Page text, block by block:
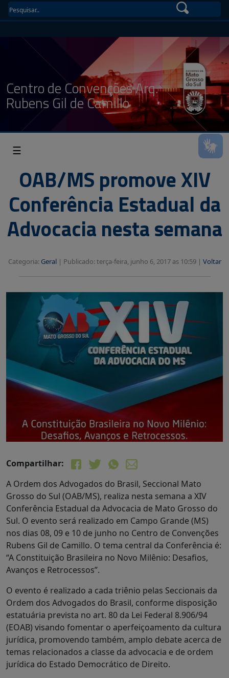
Centro de Convenções Arq.
Rubens Gil de Camillo
☰
OAB/MS promove XIV
Conferência Estadual da
Advocacia nesta semana
Categoria: Geral| Publicado: terça-feira, junho 6, 2017 as 10:59 | Voltar
Compartilhar:
A Ordem dos Advogados do Brasil, Seccional Mato
Grosso do Sul (OAB/MS), realiza nesta semana a XIV
Conferência Estadual da Advocacia de Mato Grosso do
Sul. O evento será realizado em Campo Grande (MS)
nos dias 08, 09 e 10 de junho no Centro de Convenções
Rubens Gil de Camillo. O tema central da Conferência é:
“A Constituição Brasileira no Novo Milênio: Desafios,
Avanços e Retrocessos”.
O evento é realizado a cada triênio pelas Seccionais da
Ordem dos Advogados do Brasil, conforme disposição
estatuária prevista no art. 80 da Lei Federal 8.906/94
(EOAB) visando fomentar o aperfeiçoamento da cultura
jurídica, promovendo também, amplo debate acerca de
temas relacionados a classe da advocacia e de ordem
jurídica do Estado Democrático de Direito.